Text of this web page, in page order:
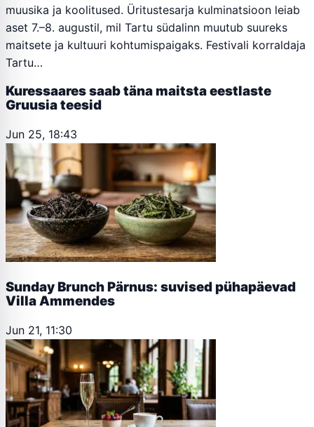
muusika ja koolitused. Üritustesarja kulminatsioon leiab
aset 7.–8. augustil, mil Tartu südalinn muutub suureks
maitsete ja kultuuri kohtumispaigaks. Festivali korraldaja
Tartu…
Kuressaares saab täna maitsta eestlaste
Gruusia teesid
Jun 25, 18:43
Sunday Brunch Pärnus: suvised pühapäevad
Villa Ammendes
Jun 21, 11:30